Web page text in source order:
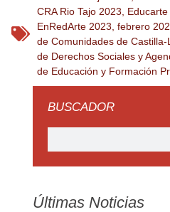
CRA Rio Tajo 2023
EnRedArte 2023 febrero
de Comunidades de
de Derechos Sociales y
de Educación y Formación
BUSCADOR
Últimas Noticias